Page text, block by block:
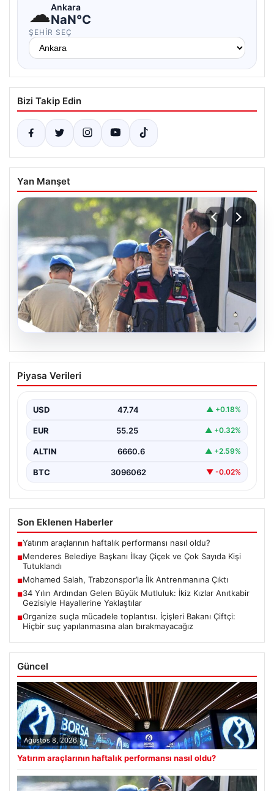
☁Ankara
NaN°C
ŞEHIR SEÇ
Bizi Takip Edin
Yan Manşet
Menderes Belediye Başkanı İlkay Çiçek
ve Çok Sayıda Kişi Tutuklandı
soruşturma kapsamında, Belediye Başkanı İlkay Çiçek
ve…
Piyasa Verileri
USD 47.74 ▲ +0.18%
EUR 55.25 ▲ +0.32%
ALTIN 6660.6 ▲ +2.59%
BTC 3096062 ▼ -0.02%
Son Eklenen Haberler
■Yatırım araçlarının haftalık performansı nasıl oldu?
■Menderes Belediye Başkanı İlkay Çiçek ve Çok Sayıda Kişi
Tutuklandı
■Mohamed Salah, Trabzonspor’la İlk Antrenmanına Çıktı
■34 Yılın Ardından Gelen Büyük Mutluluk: İkiz Kızlar Anıtkabir
Gezisiyle Hayallerine Yaklaştılar
■Organize suçla mücadele toplantısı. İçişleri Bakanı Çiftçi:
Hiçbir suç yapılanmasına alan bırakmayacağız
Güncel
Ağustos 8, 2026
Yatırım araçlarının haftalık performansı nasıl oldu?